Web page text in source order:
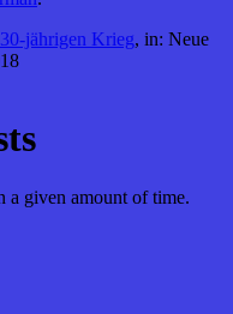
jährigen Krieg, in: Neue